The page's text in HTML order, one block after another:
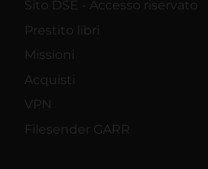
Sito DSE - Accesso riservato
Prestito libri
Missioni
Acquisti
VPN
Filesender GARR